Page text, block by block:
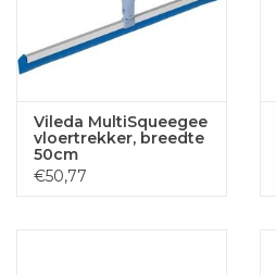
Vileda MultiSqueegee
vloertrekker, breedte
50cm
€50,77